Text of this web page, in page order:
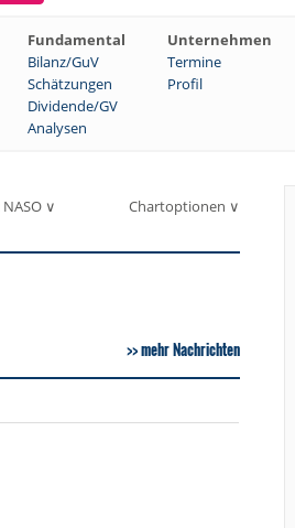
Fundamental Unternehmen
Bilanz/GuV Termine
Schätzungen Profil
Dividende/GV
Analysen
∨ Chartoptionen ∨
mehr Nachrichten